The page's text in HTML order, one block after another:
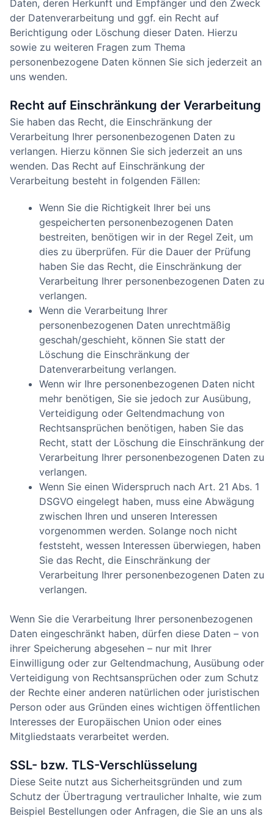
Daten, deren Herkunft und Empfänger und den Zweck
der Datenverarbeitung und ggf. ein Recht auf
Berichtigung oder Löschung dieser Daten. Hierzu
sowie zu weiteren Fragen zum Thema
personenbezogene Daten können Sie sich jederzeit an
uns wenden.
Recht auf Einschränkung der Verarbeitung
Sie haben das Recht, die Einschränkung der
Verarbeitung Ihrer personenbezogenen Daten zu
verlangen. Hierzu können Sie sich jederzeit an uns
wenden. Das Recht auf Einschränkung der
Verarbeitung besteht in folgenden Fällen:
Wenn Sie die Richtigkeit Ihrer bei uns
gespeicherten personenbezogenen Daten
bestreiten, benötigen wir in der Regel Zeit, um
dies zu überprüfen. Für die Dauer der Prüfung
haben Sie das Recht, die Einschränkung der
Verarbeitung Ihrer personenbezogenen Daten zu
verlangen.
Wenn die Verarbeitung Ihrer
personenbezogenen Daten unrechtmäßig
geschah/geschieht, können Sie statt der
Löschung die Einschränkung der
Datenverarbeitung verlangen.
Wenn wir Ihre personenbezogenen Daten nicht
mehr benötigen, Sie sie jedoch zur Ausübung,
Verteidigung oder Geltendmachung von
Rechtsansprüchen benötigen, haben Sie das
Recht, statt der Löschung die Einschränkung der
Verarbeitung Ihrer personenbezogenen Daten zu
verlangen.
Wenn Sie einen Widerspruch nach Art. 21 Abs. 1
DSGVO eingelegt haben, muss eine Abwägung
zwischen Ihren und unseren Interessen
vorgenommen werden. Solange noch nicht
feststeht, wessen Interessen überwiegen, haben
Sie das Recht, die Einschränkung der
Verarbeitung Ihrer personenbezogenen Daten zu
verlangen.
Wenn Sie die Verarbeitung Ihrer personenbezogenen
Daten eingeschränkt haben, dürfen diese Daten – von
ihrer Speicherung abgesehen – nur mit Ihrer
Einwilligung oder zur Geltendmachung, Ausübung oder
Verteidigung von Rechtsansprüchen oder zum Schutz
der Rechte einer anderen natürlichen oder juristischen
Person oder aus Gründen eines wichtigen öffentlichen
Interesses der Europäischen Union oder eines
Mitgliedstaats verarbeitet werden.
SSL- bzw. TLS-Verschlüsselung
Diese Seite nutzt aus Sicherheitsgründen und zum
Schutz der Übertragung vertraulicher Inhalte, wie zum
Beispiel Bestellungen oder Anfragen, die Sie an uns als